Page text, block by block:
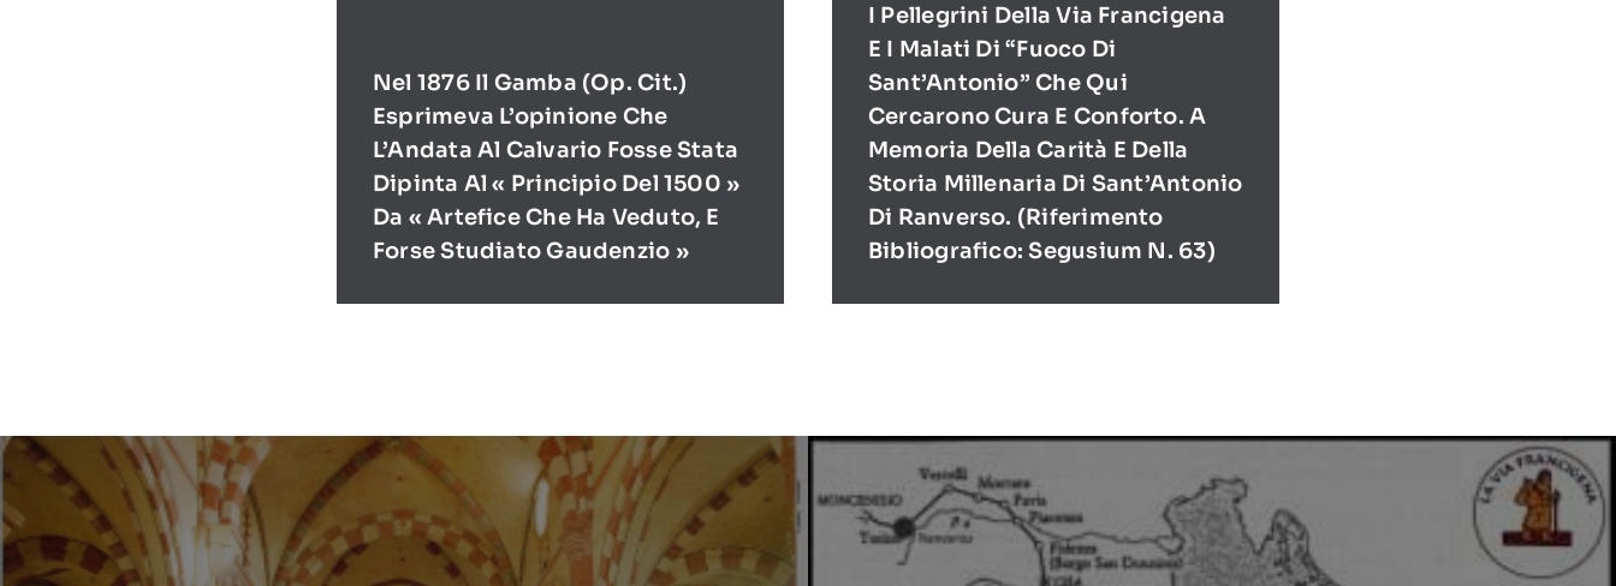
Nel 1876 Il Gamba (op. Cit.)
Esprimeva L’opinione Che
L’Andata Al Calvario Fosse Stata
Dipinta Al « Principio Del 1500 »
Da « Artefice Che Ha Veduto, E
Forse Studiato Gaudenzio »
I Pellegrini Della Via Francigena
E I Malati Di “Fuoco Di
Sant’Antonio” Che Qui
Cercarono Cura E Conforto. A
Memoria Della Carità E Della
Storia Millenaria Di Sant’Antonio
Di Ranverso. (Riferimento
Bibliografico: Segusium N. 63)